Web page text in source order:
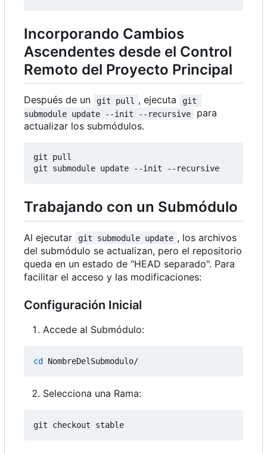
Incorporando Cambios
Ascendentes desde el Control
Remoto del Proyecto Principal
Después de un git pull , ejecuta
git
submodule update --init --recursive
para
actualizar los submódulos.
git pull
Trabajando con un Submódulo
Al ejecutar git submodule update , los archivos
del submódulo se actualizan, pero el repositorio
queda en un estado de "HEAD separado". Para
facilitar el acceso y las modificaciones:
Configuración Inicial
Accede al Submódulo:
cd
Selecciona una Rama: